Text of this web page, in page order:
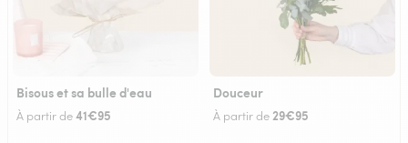
Bisous et sa bulle d'eau
À partir de41€95
Douceur
À partir de29€95